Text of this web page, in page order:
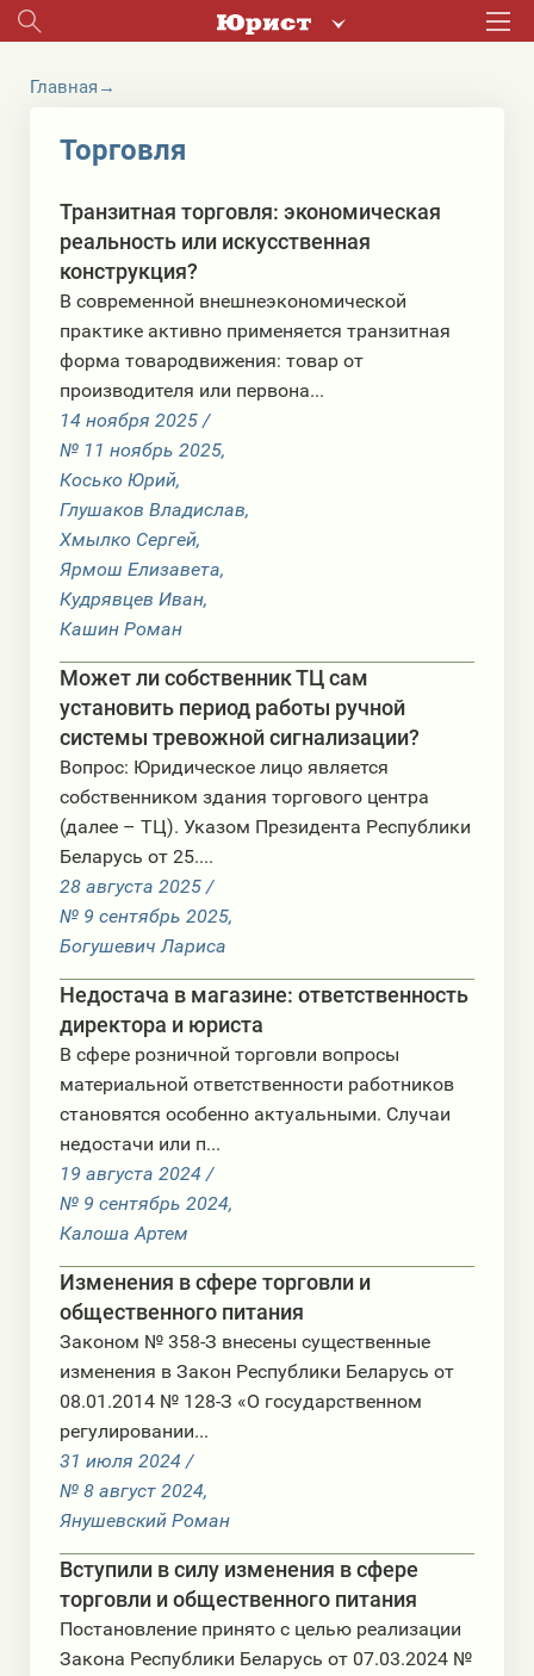
Главная
Торговля
Транзитная торговля: экономическая
реальность или искусственная
конструкция?
В современной внешнеэкономической
практике активно применяется транзитная
форма товародвижения: товар от
производителя или первона...
14 ноября 2025 /
№ 11 ноябрь 2025,
Косько Юрий,
Глушаков Владислав,
Хмылко Сергей,
Ярмош Елизавета,
Кудрявцев Иван,
Кашин Роман
Может ли собственник ТЦ сам
установить период работы ручной
системы тревожной сигнализации?
Вопрос: Юридическое лицо является
собственником здания торгового центра
(далее – ТЦ). Указом Президента Республики
Беларусь от 25....
28 августа 2025 /
№ 9 сентябрь 2025,
Богушевич Лариса
Недостача в магазине: ответственность
директора и юриста
В сфере розничной торговли вопросы
материальной ответственности работников
становятся особенно актуальными. Случаи
недостачи или п...
19 августа 2024 /
№ 9 сентябрь 2024,
Калоша Артем
Изменения в сфере торговли и
общественного питания
Законом № 358-З внесены существенные
изменения в Закон Республики Беларусь от
08.01.2014 № 128-З «О государственном
регулировании...
31 июля 2024 /
№ 8 август 2024,
Янушевский Роман
Вступили в силу изменения в сфере
торговли и общественного питания
Постановление принято с целью реализации
Закона Республики Беларусь от 07.03.2024 №